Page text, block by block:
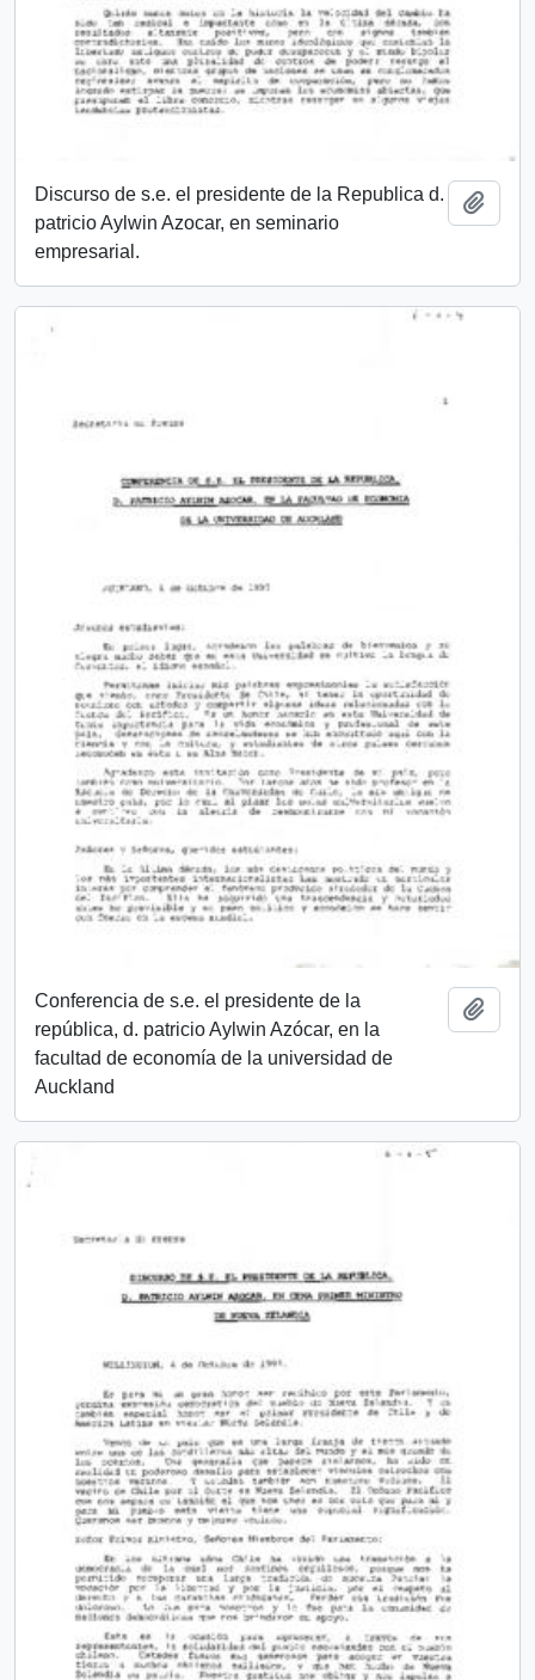
Discurso de s.e. el presidente de la Republica d.
patricio Aylwin Azocar, en seminario
empresarial.
Conferencia de s.e. el presidente de la
república, d. patricio Aylwin Azócar, en la
facultad de economía de la universidad de
Auckland